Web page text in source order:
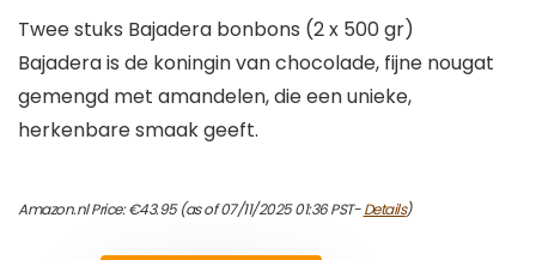
Twee stuks Bajadera bonbons (2 x 500 gr)
Bajadera is de koningin van chocolade, fijne nougat
gemengd met amandelen, die een unieke,
herkenbare smaak geeft.
Amazon.nl Price:€43.95(as of 07/11/2025 01:36 PST-Details)